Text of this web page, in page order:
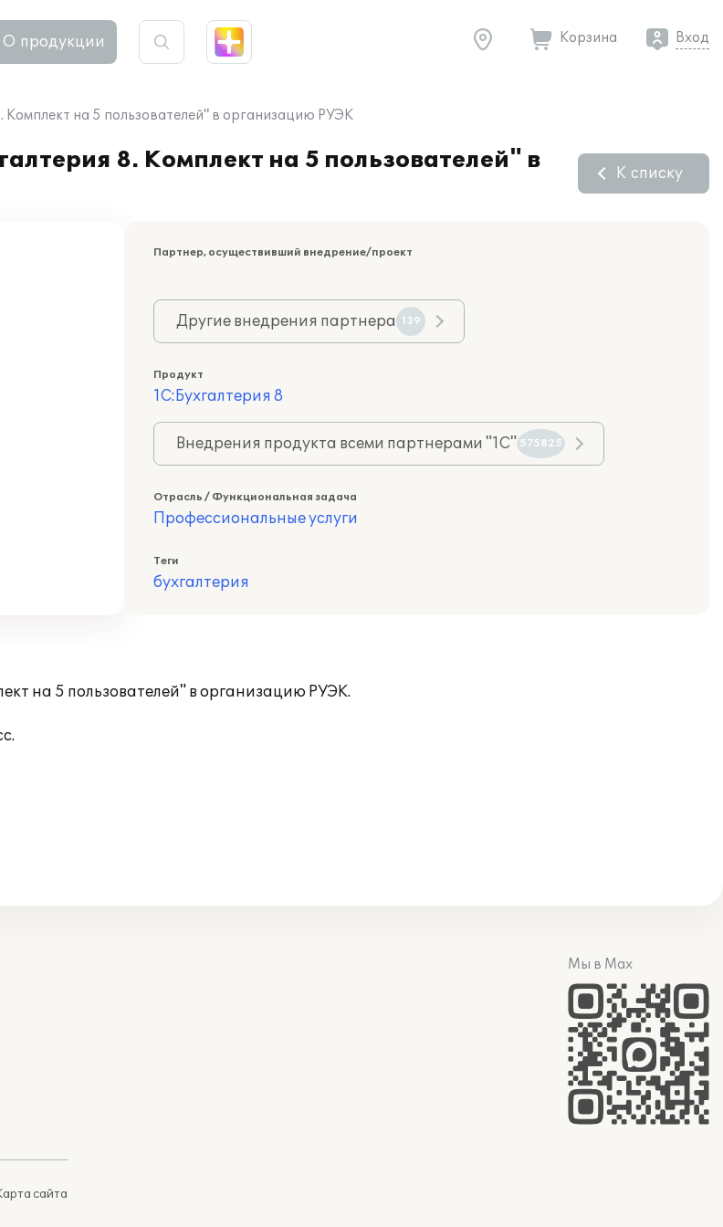
О продукции Корзина Вход
на 5 пользователей" в организацию РУЭК
8. Комплект на 5 пользователей" в
К списку
Партнер, осуществивший внедрение/проект
Другие внедрения партнера 139
Продукт
1С:Бухгалтерия 8
Внедрения продукта всеми партнерами "1С" 575825
Отрасль / Функциональная задача
Профессиональные услуги
Теги
бухгалтерия
на 5 пользователей" в организацию РУЭК.
сайта
Мы в Max